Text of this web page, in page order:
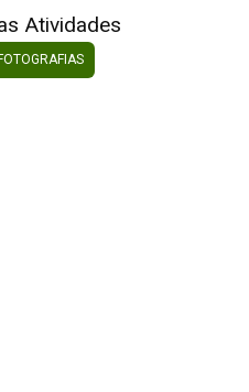
Atividades